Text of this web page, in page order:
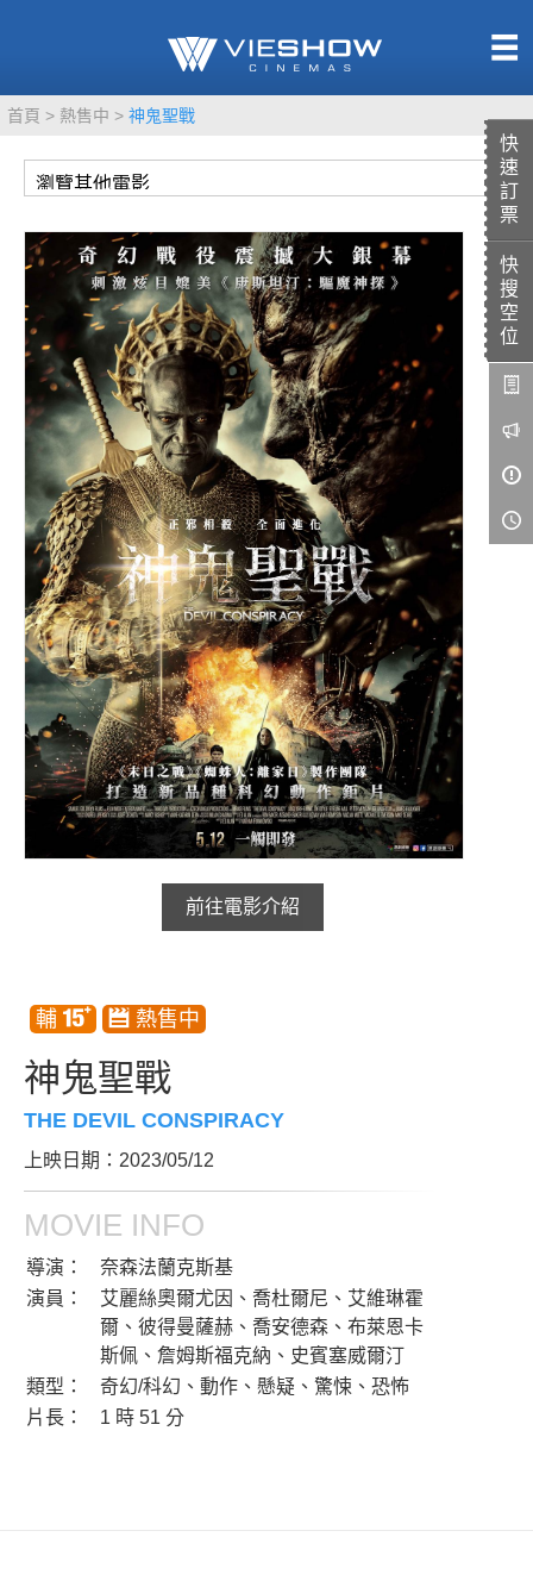
快
速
訂
票
快
搜
空
位
首頁 熱售中 神鬼聖戰
前往電影介紹
神鬼聖戰
THE DEVIL CONSPIRACY
上映日期：2023/05/12
MOVIE INFO
導演：
奈森法蘭克斯基
演員：
艾麗絲奧爾尤因、喬杜爾尼、艾維琳霍
爾、彼得曼薩赫、喬安德森、布萊恩卡
斯佩、詹姆斯福克納、史賓塞威爾汀
類型：
奇幻/科幻、動作、懸疑、驚悚、恐怖
片長：
1 時 51 分
TITAN SCREEN
MUCROWN
IMAX
4DX
VR 演唱會
GOLD CLASS
AD口述影像
LIVE演唱會
影城餐飲
UNICORN
影城公告
影城活動
中獎名單
合作夥伴
商家介紹
加入iShow
會員Q&A